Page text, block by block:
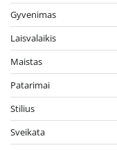
Gyvenimas
Laisvalaikis
Maistas
Patarimai
Stilius
Sveikata